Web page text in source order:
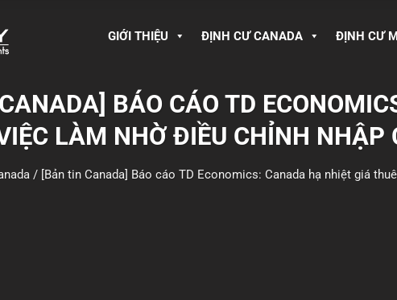
GIỚI THIỆU ĐỊNH CƯ CANADA ĐỊNH CƯ
BÁO CÁO TD
LÀM NHỜ ĐIỀU CHỈNH NHẬP
/ [Bản tin Canada] Báo cáo TD Economics: Canada hạ nhiệt giá